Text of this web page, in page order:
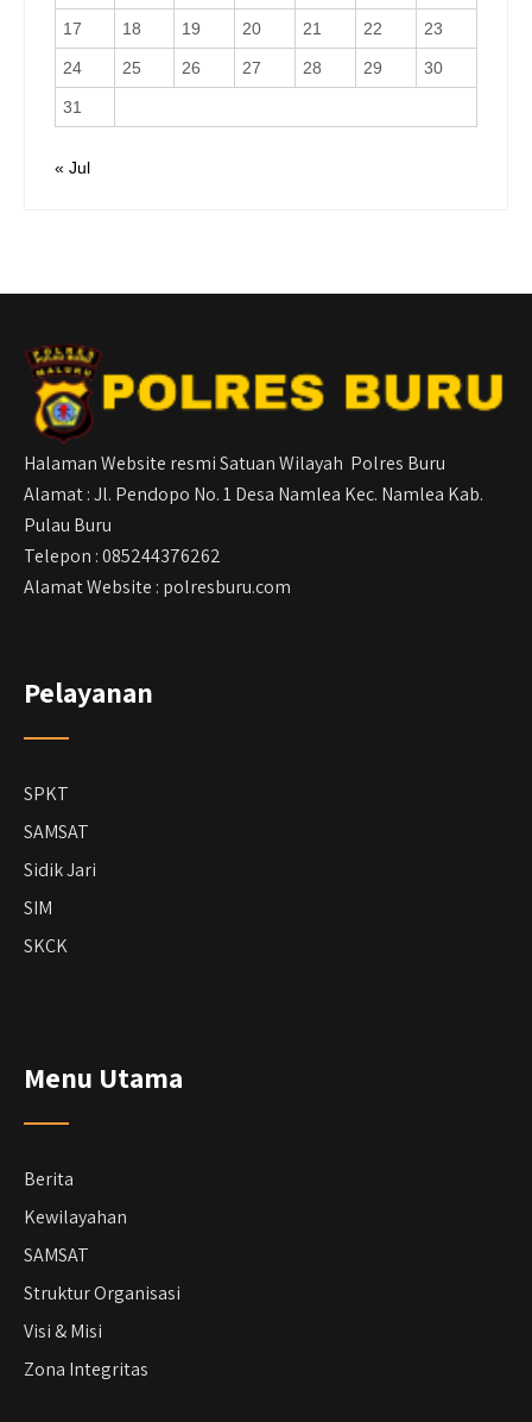
17 18 19 20 21 22 23
24 25 26 27 28 29 30
31
« Jul
Halaman Website resmi Satuan Wilayah Polres Buru
Alamat : Jl. Pendopo No. 1 Desa Namlea Kec. Namlea Kab.
Pulau Buru
Telepon : 085244376262
Alamat Website : polresburu.com
Pelayanan
SPKT
SAMSAT
Sidik Jari
SIM
SKCK
Menu Utama
Berita
Kewilayahan
SAMSAT
Struktur Organisasi
Visi & Misi
Zona Integritas